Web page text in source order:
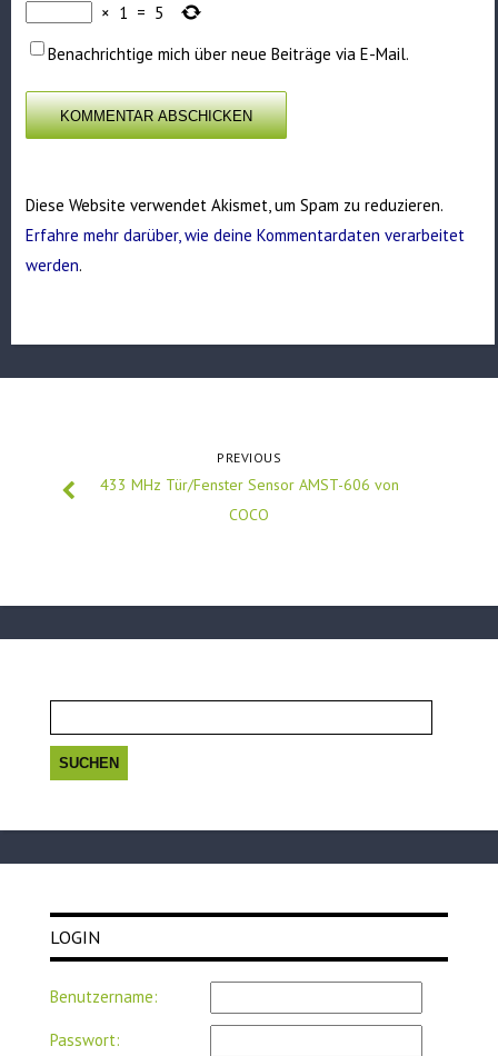
× 1 = 5
Benachrichtige mich über neue Beiträge via E-Mail.
Diese Website verwendet Akismet, um Spam zu reduzieren.
Erfahre mehr darüber, wie deine Kommentardaten verarbeitet
werden.
PREVIOUS
433 MHz Tür/Fenster Sensor AMST-606 von
COCO
LOGIN
Benutzername:
Passwort: